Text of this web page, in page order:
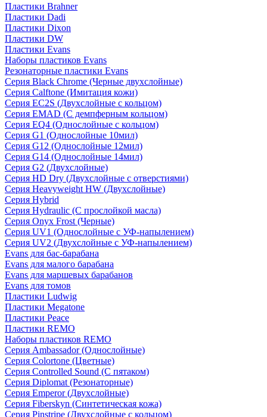
Пластики Brahner
Пластики Dadi
Пластики Dixon
Пластики DW
Пластики Evans
Наборы пластиков Evans
Резонаторные пластики Evans
Серия Black Chrome (Черные двухслойные)
Серия Calftone (Имитация кожи)
Серия EC2S (Двухслойные с кольцом)
Серия EMAD (С демпферным кольцом)
Серия EQ4 (Однослойные с кольцом)
Серия G1 (Однослойные 10мил)
Серия G12 (Однослойные 12мил)
Серия G14 (Однослойные 14мил)
Серия G2 (Двухслойные)
Серия HD Dry (Двухслойные с отверстиями)
Серия Heavyweight HW (Двухслойные)
Серия Hybrid
Серия Hydraulic (С прослойкой масла)
Серия Onyx Frost (Черные)
Серия UV1 (Однослойные с УФ-напылением)
Серия UV2 (Двухслойные с УФ-напылением)
Evans для бас-барабана
Evans для малого барабана
Evans для маршевых барабанов
Evans для томов
Пластики Ludwig
Пластики Megatone
Пластики Peace
Пластики REMO
Наборы пластиков REMO
Серия Ambassador (Однослойные)
Серия Colortone (Цветные)
Серия Controlled Sound (С пятаком)
Серия Diplomat (Резонаторные)
Серия Emperor (Двухслойные)
Серия Fiberskyn (Синтетическая кожа)
Серия Pinstripe (Двухслойные с кольцом)